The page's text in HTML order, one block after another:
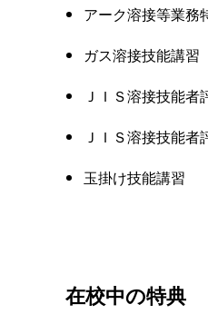
アーク溶接等業務
ガス溶接技能講習
ＪＩＳ溶接技能
ＪＩＳ溶接技能者
玉掛け技能講習
在校中の特典